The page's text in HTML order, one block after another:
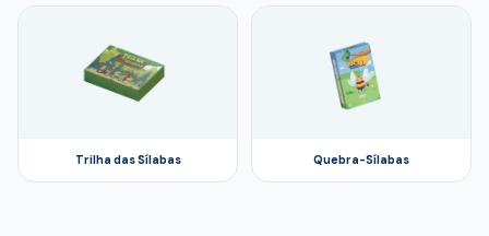
Trilha das Sílabas Quebra-Sílabas